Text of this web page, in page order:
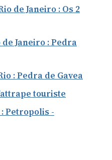
de Janeiro : Os 2
Janeiro : Pedra
: Pedra de Gavea
touriste
Petropolis -